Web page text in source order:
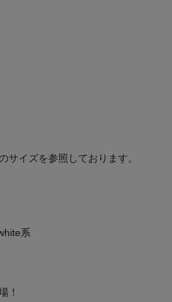
買い
イズを参照しております。
系
！